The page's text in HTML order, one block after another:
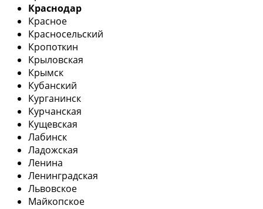
Краснодар
Красное
Красносельский
Кропоткин
Крыловская
Крымск
Кубанский
Курганинск
Курчанская
Кущевская
Лабинск
Ладожская
Ленина
Ленинградская
Львовское
Майкопское